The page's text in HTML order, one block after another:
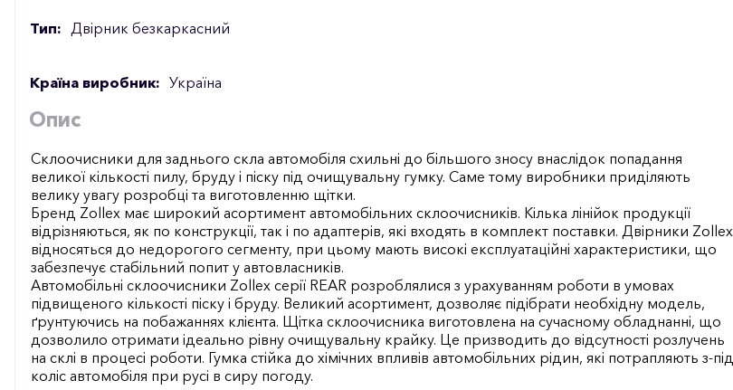
Тип: Двірник безкаркасний
Країна виробник: Україна
Опис
Склоочисники для заднього скла автомобіля схильні до більшого зносу внаслідок попадання
великої кількості пилу, бруду і піску під очищувальну гумку. Саме тому виробники приділяють
велику увагу розробці та виготовленню щітки.
Бренд Zollex має широкий асортимент автомобільних склоочисників. Кілька лінійок продукції
відрізняються, як по конструкції, так і по адаптерів, які входять в комплект поставки. Двірники Zollex
відносяться до недорогого сегменту, при цьому мають високі експлуатаційні характеристики, що
забезпечує стабільний попит у автовласників.
Автомобільні склоочисники Zollex серії REAR розроблялися з урахуванням роботи в умовах
підвищеного кількості піску і бруду. Великий асортимент, дозволяє підібрати необхідну модель,
ґрунтуючись на побажаннях клієнта. Щітка склоочисника виготовлена ​​на сучасному обладнанні, що
дозволило отримати ідеально рівну очищувальну крайку. Це призводить до відсутності розлучень
на склі в процесі роботи. Гумка стійка до хімічних впливів автомобільних рідин, які потрапляють з-під
коліс автомобіля при русі в сиру погоду.